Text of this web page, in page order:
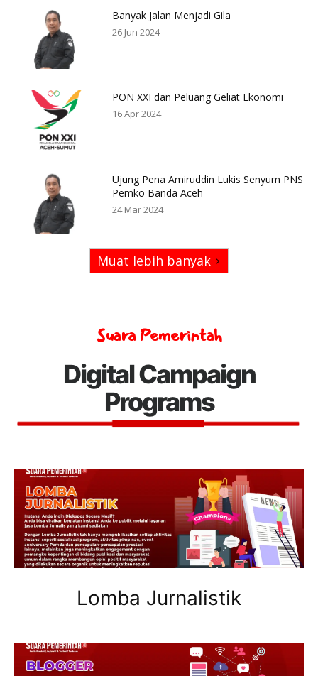
Banyak Jalan Menjadi Gila
26 Jun 2024
PON XXI dan Peluang Geliat Ekonomi
16 Apr 2024
Ujung Pena Amiruddin Lukis Senyum PNS
Pemko Banda Aceh
24 Mar 2024
Muat lebih banyak
Suara Pemerintah
Digital Campaign
Programs
Lomba Jurnalistik